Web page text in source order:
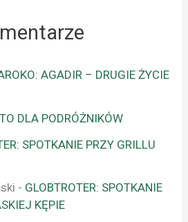
AGADIR – DRUGIE ŻYCIE
DLA PODRÓŻNIKÓW
SPOTKANIE PRZY GRILLU
- GLOBTROTER: SPOTKANIE
KĘPIE